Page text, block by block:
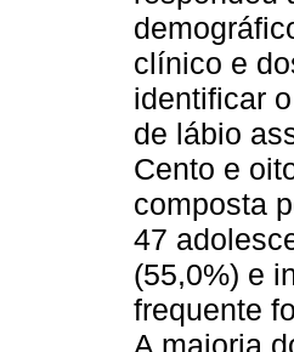
clínico e
identificar
de lábio
Cento e
composta
47
(55,0%) e
frequente
A maioria